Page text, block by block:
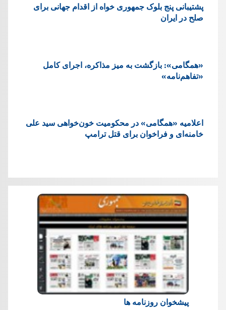
پشتيبانی پنج بلوک جمهوری خواه از اقدام جهانی برای
صلح در ایران
«همگامی»: بازگشت به میز مذاکره، اجرای کامل
«تفاهم‌نامه»
اعلامیه «همگامی» در محکومیت خون‌خواهی سید علی
خامنه‌ای و فراخوان برای قتل ترامپ
پیشخوان روزنامه ها